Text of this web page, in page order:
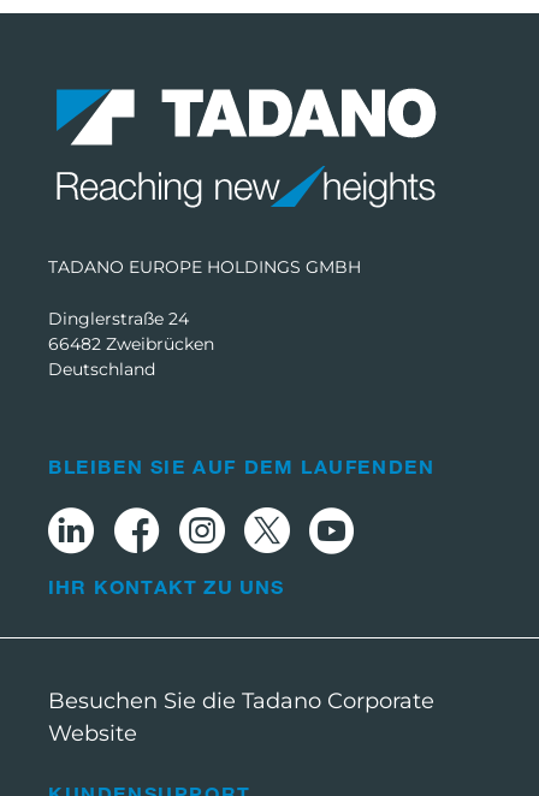
TADANO EUROPE HOLDINGS GMBH
Dinglerstraße 24
66482 Zweibrücken
Deutschland
BLEIBEN SIE AUF DEM LAUFENDEN
IHR KONTAKT ZU UNS
Besuchen Sie die Tadano Corporate
Website